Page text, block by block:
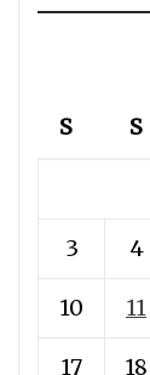
S S
3 4
10 11
17 18